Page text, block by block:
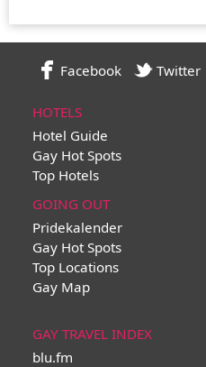
Facebook Twitter
HOTELS
Hotel Guide
Gay Hot Spots
Top Hotels
GOING OUT
Pridekalender
Gay Hot Spots
Top Locations
Gay Map
GAY TRAVEL INDEX
blu.fm